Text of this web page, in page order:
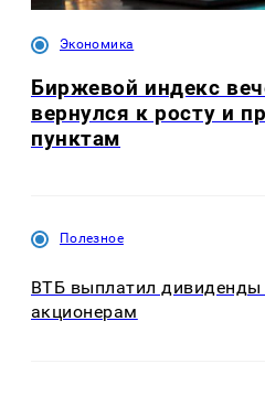
Экономика
Биржевой индекс
вернулся к росту и
пунктам
Полезное
ВТБ выплатил
акционерам